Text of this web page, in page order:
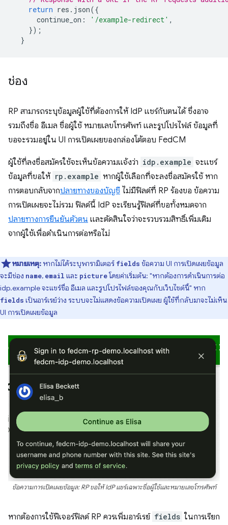
return res . json({
continue_on : '/example-redirect' ,
});
}
ช่อง
RP สามารถระบุข้อมูลผู้ใช้ที่ต้องการให้ IdP แชร์กับตนได้ ซึ่งอาจ
รวมถึงชื่อ อีเมล ชื่อผู้ใช้ หมายเลขโทรศัพท์ และรูปโปรไฟล์ ข้อมูลที่
ขอจะรวมอยู่ใน UI การเปิดเผยของกล่องโต้ตอบ FedCM
ผู้ใช้ที่ลงชื่อสมัครใช้จะเห็นข้อความแจ้งว่า idp.example จะแชร์
ข้อมูลที่ขอให้ rp.example หากผู้ใช้เลือกที่จะลงชื่อสมัครใช้ หาก
การตอบกลับจากปลายทางของบัญชี ไม่มีฟิลด์ที่ RP ร้องขอ ข้อความ
การเปิดเผยจะไม่รวม ฟิลด์นี้ IdP จะเรียนรู้ฟิลด์ที่ขอทั้งหมดจาก
ปลายทางการยืนยันตัวตน และตัดสินใจว่าจะรวบรวมสิทธิ์เพิ่มเติม
จากผู้ใช้เพื่อดำเนินการต่อหรือไม่
หมายเหตุ: หากไม่ได้ระบุพารามิเตอร์ fields ข้อความ UI การเปิดเผยข้อมูล
จะมีช่อง name, email และ pictureโดยค่าเริ่มต้น: "หากต้องการดำเนินการต่อ
idp.example จะแชร์ชื่อ อีเมล และรูปโปรไฟล์ของคุณกับเว็บไซต์นี้" หาก
fields เป็นอาร์เรย์ว่าง ระบบจะไม่แสดงข้อความเปิดเผย ผู้ใช้ที่กลับมาจะไม่เห็น
UI การเปิดเผยข้อมูล
ข้อความการเปิดเผยข้อมูล: RP ขอให้ IdP แชร์เฉพาะชื่อผู้ใช้และหมายเลขโทรศัพท์
หากต้องการใช้ฟีเจอร์ฟิลด์ RP ควรเพิ่มอาร์เรย์ fields ในการเรียก